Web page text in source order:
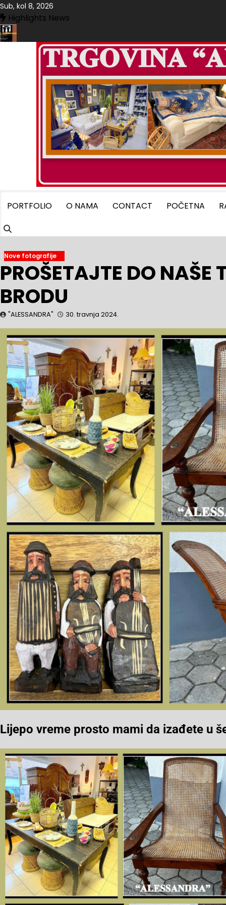
Skip
to
content
Sub, kol 8, 2026
Highlights News
U TRGOVINI “ALESSANDRA”-SLAVONSKI BROD
PORTFOLIO O NAMA CONTACT POČETNA
Nove fotografije
PROŠETAJTE DO NAŠE
BRODU
"ALESSANDRA" 30. travnja 2024.
Lijepo vreme prosto mami da izađete u